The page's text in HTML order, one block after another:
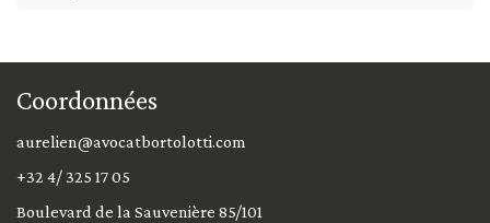
Coordonnées
aurelien@avocatbortolotti.com
+32 4/ 325 17 05
Boulevard de la Sauvenière 85/101